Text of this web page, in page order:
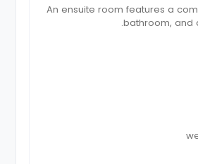
An ensuite room features a
bathroom, and